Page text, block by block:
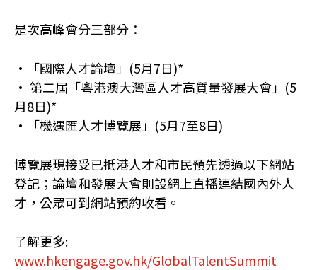
是次高峰會分三部分：
•「國際人才論壇」(5月7日)*
• 第二屆「粵港澳大灣區人才高質量發展大會」(5
月8日)*
•「機遇匯人才博覽展」(5月7至8日)
博覽展現接受已抵港人才和市民預先透過以下網站
登記；論壇和發展大會則設網上直播連結國內外人
才，公眾可到網站預約收看。
了解更多:
www.hkengage.gov.hk/GlobalTalentSummit